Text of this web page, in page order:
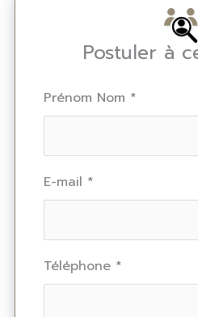
Postuler à
Prénom Nom *
E-mail *
Téléphone *